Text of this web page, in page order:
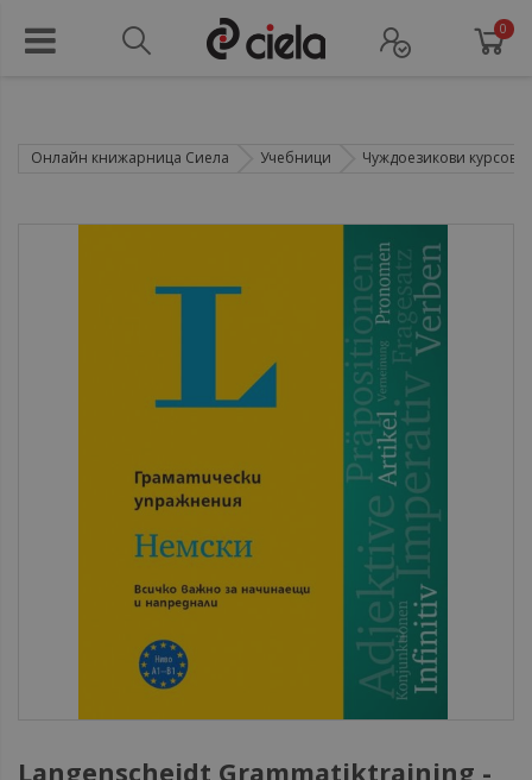
0
Онлайн книжарница Сиела Учебници Чуждоезикови курсове
Langenscheidt Grammatiktraining -